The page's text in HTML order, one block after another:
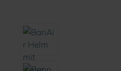
Bildergalerie überspringen